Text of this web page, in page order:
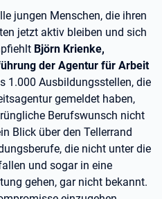
jungen Menschen, die ihren
jetzt aktiv bleiben und sich
Björn Krienke,
der Agentur für Arbeit
1.000 Ausbildungsstellen, die
gemeldet haben,
Berufswunsch nicht
Blick über den Tellerrand
die nicht unter die
und sogar in eine
gehen, gar nicht bekannt.